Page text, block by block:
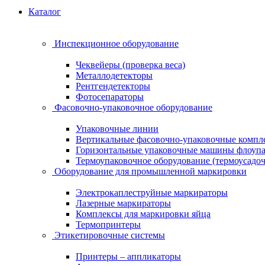
Каталог
Инспекционное оборудование
Чеквейеры (проверка веса)
Металлодетекторы
Рентгендетекторы
Фотосепараторы
Фасовочно-упаковочное оборудование
Упаковочные линии
Вертикальные фасовочно-упаковочные
Горизонтальные упаковочные машины
Термоупаковочное оборудование
Оборудование для промышленной маркировки
Электрокаплеструйные маркираторы
Лазерные маркираторы
Комплексы для маркировки яйца
Термопринтеры
Этикетировочные системы
Принтеры – аппликаторы